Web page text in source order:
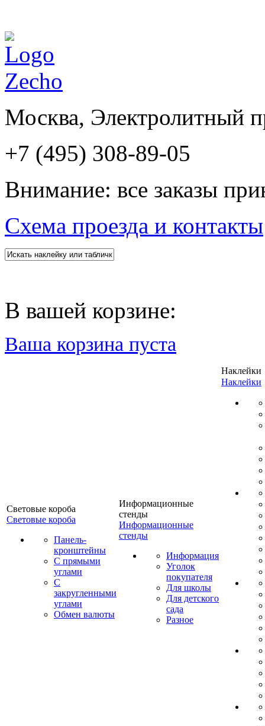
Москва, Электролитный
+7 (495) 308-89-05
Внимание: все заказы
Схема проезда и контакты
В вашей корзине:
Ваша корзина пуста
Световые короба
Световые короба
Панель-
кронштейны
С прямыми
углами
С
закругленными
углами
Обмен валюты
Информационные
стенды
Информационные
стенды
Информация
Уголок
покупателя
Для школы
Для детского
сада
Разное
Наклейки
Наклейки